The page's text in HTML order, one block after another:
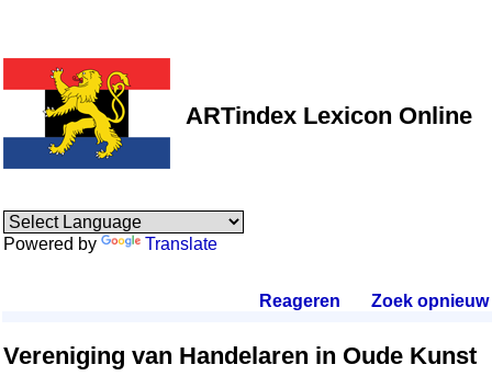
ARTindex Lexicon Online
Powered by Translate
Reageren Zoek opnieuw.
Vereniging van Handelaren in Oude Kunst